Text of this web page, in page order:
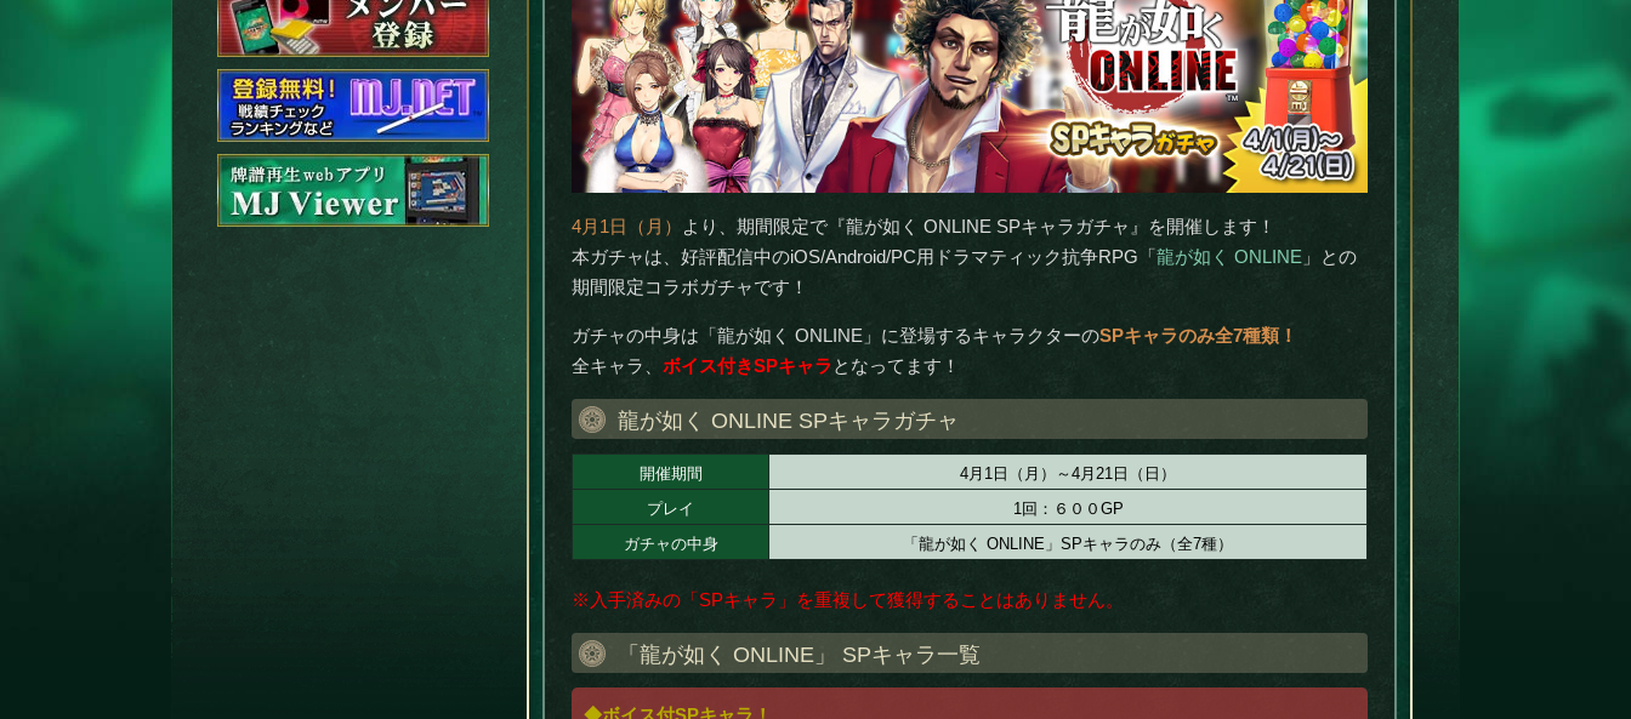
4月1日（月）
より、期間限定で『龍が如く ONLINE SPキャラガチャ』を開催します！
本ガチャは、好評配信中のiOS/Android/PC用ドラマティック抗争RPG「龍が如く ONLINE 」との
期間限定コラボガチャです！
ガチャの中身は「龍が如く ONLINE」に登場するキャラクターのSPキャラのみ全7種類！
全キャラ、 ボイス付きSPキャラとなってます！
龍が如く ONLINE SPキャラガチャ
開催期間
4月1日（月）～4月21日（日）
プレイ
1回：６００GP
ガチャの中身
「龍が如く ONLINE」SPキャラのみ（全7種）
※入手済みの「SPキャラ」を重複して獲得することはありません。
「龍が如く ONLINE」 SPキャラ一覧
◆ボイス付SPキャラ！